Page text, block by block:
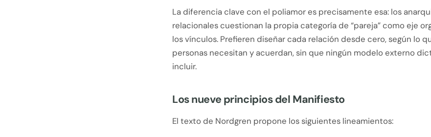
La diferencia clave con el poliamor es precisamente esa: los
relacionales cuestionan la propia categoría de “pareja” como eje
los vínculos. Prefieren diseñar cada relación desde cero, según lo
personas necesitan y acuerdan, sin que ningún modelo externo
incluir.
Los nueve principios del Manifiesto
El texto de Nordgren propone los siguientes lineamientos: